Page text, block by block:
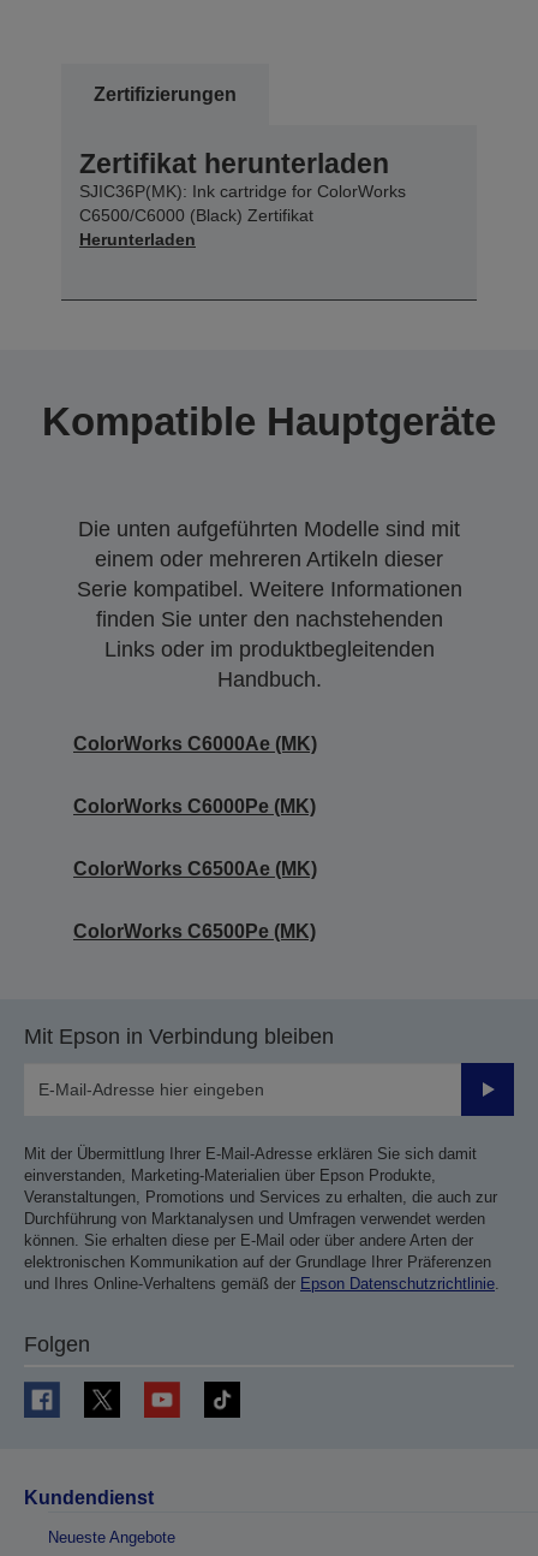
Zertifizierungen
Zertifikat herunterladen
SJIC36P(MK): Ink cartridge for ColorWorks
C6500/C6000 (Black) Zertifikat
Herunterladen
Kompatible Hauptgeräte
Die unten aufgeführten Modelle sind mit
einem oder mehreren Artikeln dieser
Serie kompatibel. Weitere Informationen
finden Sie unter den nachstehenden
Links oder im produktbegleitenden
Handbuch.
ColorWorks C6000Ae (MK)
ColorWorks C6000Pe (MK)
ColorWorks C6500Ae (MK)
ColorWorks C6500Pe (MK)
Mit Epson in Verbindung bleiben
Mit der Übermittlung Ihrer E-Mail-Adresse erklären Sie sich damit
einverstanden, Marketing-Materialien über Epson Produkte,
Veranstaltungen, Promotions und Services zu erhalten, die auch zur
Durchführung von Marktanalysen und Umfragen verwendet werden
können. Sie erhalten diese per E-Mail oder über andere Arten der
elektronischen Kommunikation auf der Grundlage Ihrer Präferenzen
und Ihres Online-Verhaltens gemäß der Epson Datenschutzrichtlinie
Folgen
Kundendienst
Neueste Angebote